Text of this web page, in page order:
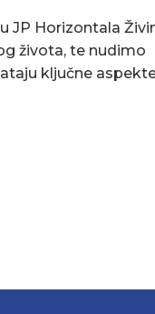
JP Horizontala
života, te nudimo
ključne